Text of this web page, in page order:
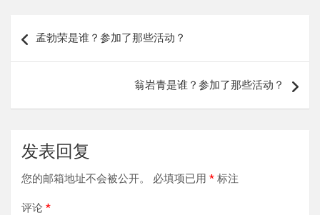
章
孟勃荣是谁？参加了那些活动？
翁岩青是谁？参加了那些活动？
发表回复
您的邮箱地址不会被公开。 必填项已用 * 标注
评论 *